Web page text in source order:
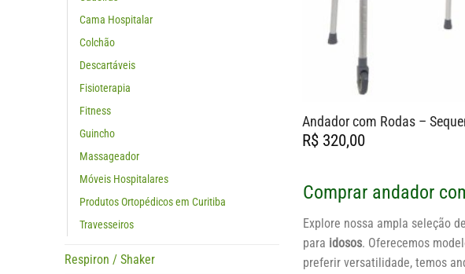
Cama Hospitalar
Colchão
Descartáveis
Fisioterapia
Fitness
Guincho
Massageador
Móveis Hospitalares
Produtos Ortopédicos em Curitiba
Travesseiros
Respiron / Shaker
Comprar andador
Explore nossa ampla seleção de
para idosos. Oferecemos
preferir versatilidade, temos
Andador com Rodas –
R$ 320,00